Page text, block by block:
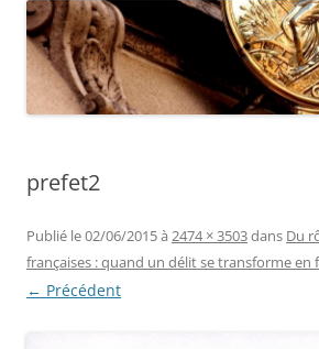
prefet2
Publié le02/06/2015à 2474 × 3503dans Du
françaises : quand un délit se transforme en
← Précédent